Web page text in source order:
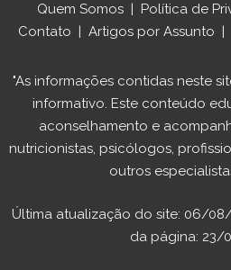
Quem Somos Política de
Contato
Artigos por Assunto
"As informações contidas neste
informativo. Este conteúdo
aconselhamento e
nutricionistas, psicólogos,
outros
Última atualização do site: 06/
da página: 23/